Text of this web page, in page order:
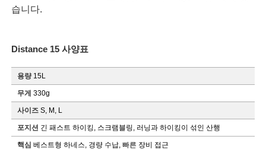
습니다.
Distance 15 사양표
용량 15L
무게 330g
사이즈 S, M, L
포지션 긴 패스트 하이킹, 스크램블링, 러닝과 하이킹이 섞인 산행
핵심 베스트형 하네스, 경량 수납, 빠른 장비 접근